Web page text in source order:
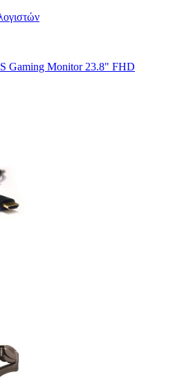
Gaming Monitor 23.8" FHD